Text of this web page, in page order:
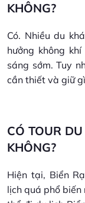
KHÔNG?
Có. Nhiều du
hưởng không
sáng sớm. Tuy
cần thiết và giữ
CÓ TOUR
KHÔNG?
Hiện tại, Biển
lịch quá phổ biến